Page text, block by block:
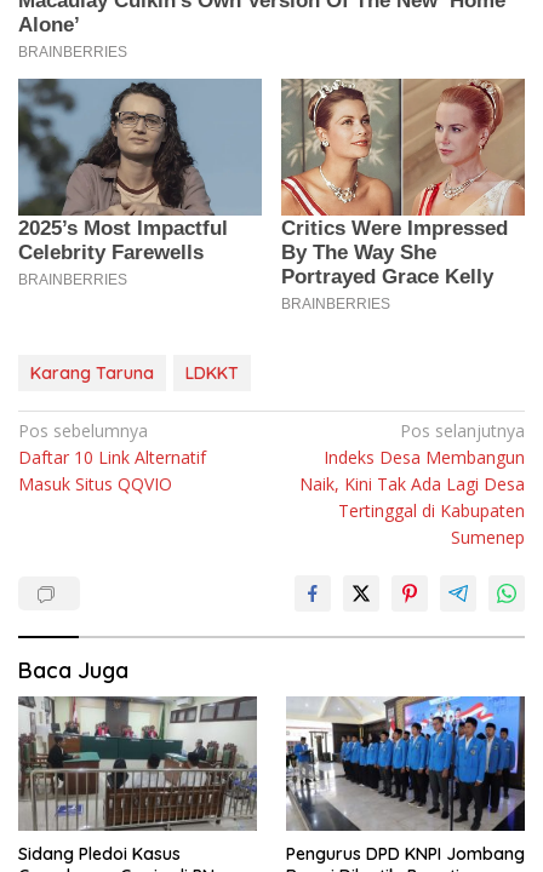
Karang Taruna LDKKT
Navigasi
pos
Pos sebelumnya
Daftar 10 Link Alternatif
Masuk Situs QQVIO
Pos selanjutnya
Indeks Desa Membangun
Naik, Kini Tak Ada Lagi Desa
Tertinggal di Kabupaten
Sumenep
Baca Juga
Sidang Pledoi Kasus
Pengurus DPD KNPI Jombang